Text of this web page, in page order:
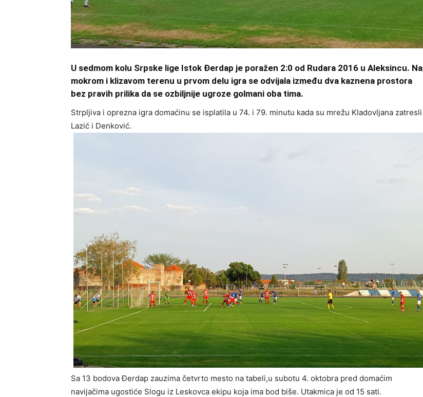
U sedmom kolu Srpske lige Istok Đerdap je poražen 2:0 od Rudara 2016 u Aleksincu. Na
mokrom i klizavom terenu u prvom delu igra se odvijala između dva kaznena prostora
bez pravih prilika da se ozbiljnije ugroze golmani oba tima.
Strpljiva i oprezna igra domaćinu se isplatila u 74. i 79. minutu kada su mrežu Kladovljana zatresli
Lazić i Denković.
Sa 13 bodova Đerdap zauzima četvrto mesto na tabeli,u subotu 4. oktobra pred domaćim
navijačima ugostiće Slogu iz Leskovca ekipu koja ima bod biše. Utakmica je od 15 sati.